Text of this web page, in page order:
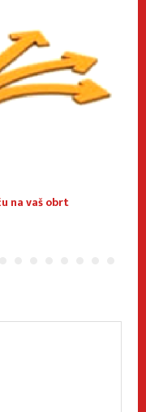
na vaš obrt